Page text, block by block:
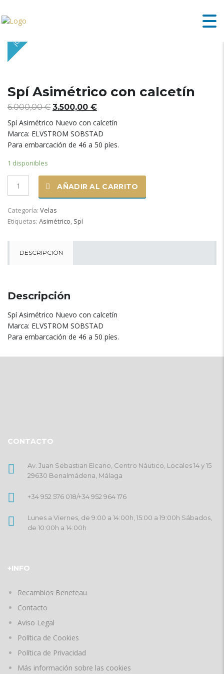
¡OFERTA!
Spí Asimétrico con calcetín
6.000,00€ El
original
era:
6.000,00 €.
3.500,00 €El
precio
actual
es:
3.500,00 €.
Spí Asimétrico Nuevo con calcetín
Marca: ELVSTROM SOBSTAD
Para embarcación de 46 a 50 píes.
1 disponibles
Asimétrico
calcetín
cantidad
AÑADIR AL CARRITO
Categoría: Velas
Etiquetas: Asimétrico, Spí
DESCRIPCIÓN
Descripción
Spí Asimétrico Nuevo con calcetín
Marca: ELVSTROM SOBSTAD
Para embarcación de 46 a 50 píes.
CONTACTO
Av. Juan Sebastian Elcano, Centro Náutico, Locales 14 y 15
29630 Benalmádena, Málaga
+34 952 576 018/+34 952 964 176
Lunes a Viernes, de 9:00 a 14:00h, 15:00 a 19:00h Sábados,
de 10:00h a 14:00h
+INFO
Recambios Beneteau
Contacto
Aviso Legal
Política de Cookies
Política de Privacidad
Más información sobre las cookies